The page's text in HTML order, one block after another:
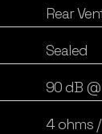
Rear
Sealed
90 dB @
4 ohms